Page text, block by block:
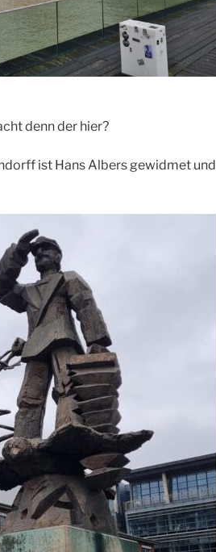
denn der hier?
ist Hans Albers gewidmet und